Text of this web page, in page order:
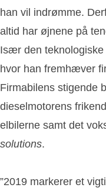
han vil indrømme.
altid har øjnene på
Især den teknologiske
hvor han fremhæver
Firmabilens stigende
dieselmotorens
elbilerne samt det
solutions.
”2019 markerer et